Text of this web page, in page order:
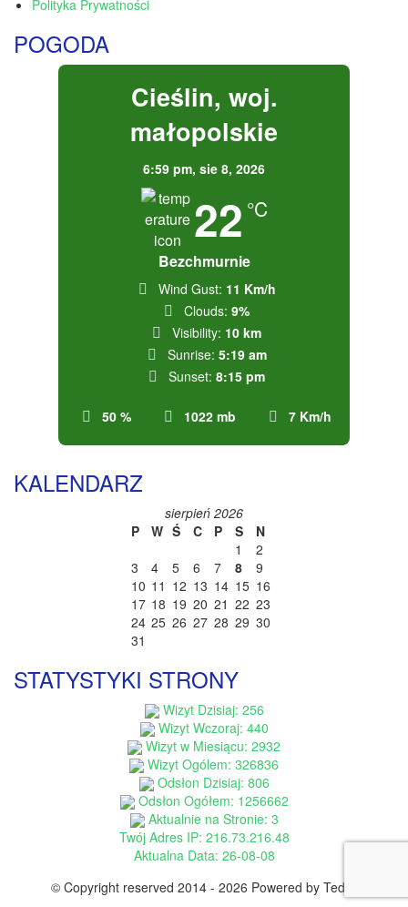
Polityka Prywatności
POGODA
Cieślin, woj.
małopolskie
6:59 pm, sie 8, 2026
22 °C
Bezchmurnie
50 % 1022 mb 7 Km/h
Wind Gust: 11 Km/h
Clouds: 9%
Visibility: 10 km
Sunrise: 5:19 am
Sunset: 8:15 pm
KALENDARZ
sierpień 2026
P
W Ś C P S
N
1
2
3
4 5 6 7 8
9
10 11 12 13 14 15 16
17 18 19 20 21 22 23
24 25 26 27 28 29 30
31
STATYSTYKI STRONY
Wizyt Dzisiaj: 256
Wizyt Wczoraj: 440
Wizyt w Miesiącu: 2932
Wizyt Ogólem: 326836
Odsłon Dzisiaj: 806
Odsłon Ogółem: 1256662
Aktualnie na Stronie: 3
Twój Adres IP: 216.73.216.48
Aktualna Data: 26-08-08
© Copyright reserved 2014 - 2026 Powered by Ted-B